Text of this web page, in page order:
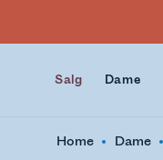
Salg Dame
Home Dame